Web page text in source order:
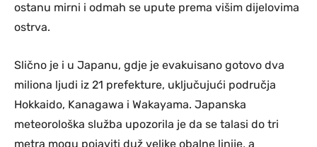
ostanu mirni i odmah se upute prema višim dijelovima
ostrva.
Slično je i u Japanu, gdje je evakuisano gotovo dva
miliona ljudi iz 21 prefekture, uključujući područja
Hokkaido, Kanagawa i Wakayama. Japanska
meteorološka služba upozorila je da se talasi do tri
metra mogu pojaviti duž velike obalne linije, a